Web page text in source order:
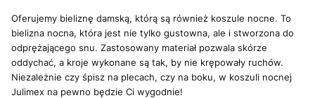
Oferujemy bieliznę damską, którą są również koszule nocne. To
bielizna nocna, która jest nie tylko gustowna, ale i stworzona do
odprężającego snu. Zastosowany materiał pozwala skórze
oddychać, a kroje wykonane są tak, by nie krępowały ruchów.
Niezależnie czy śpisz na plecach, czy na boku, w koszuli nocnej
Julimex na pewno będzie Ci wygodnie!